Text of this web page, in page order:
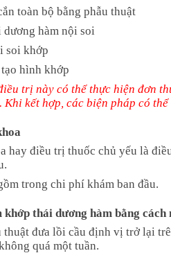
toàn bộ bằng phẫu thuật
hàm nội soi
soi khớp
hình khớp
trị này có thể thực hiện đơn
Khi kết hợp, các biện pháp có
hay điều trị thuốc chủ yếu là
trong chi phí khám ban đầu.
thái dương hàm bằng cách
thuật đưa lồi cầu định vị trở lại
quá một tuần.